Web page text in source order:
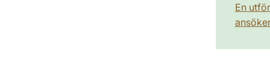
En